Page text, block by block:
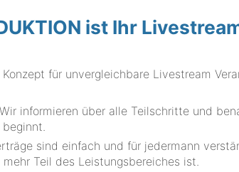
ist Ihr
Konzept für unvergleichbare Livestream
informieren über alle Teilschritte und
sind einfach und für jedermann
Teil des Leistungsbereiches ist.